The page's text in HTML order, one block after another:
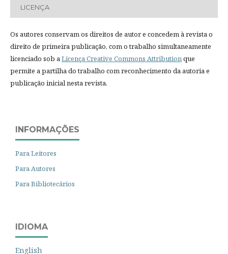
LICENÇA
Os autores conservam os direitos de autor e concedem à revista o
direito de primeira publicação, com o trabalho simultaneamente
licenciado sob aLicença Creative Commons Attributionque
permite a partilha do trabalho com reconhecimento da autoria e
publicação inicial nesta revista.
INFORMAÇÕES
Para Leitores
Para Autores
Para Bibliotecários
IDIOMA
English